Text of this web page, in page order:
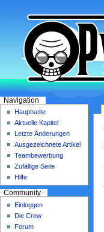
Navigation
Hauptseite
Aktuelle Kapitel
Letzte Änderungen
Ausgezeichnete Artikel
Teambewerbung
Zufällige Seite
Hilfe
Community
Einloggen
Die Crew
Forum